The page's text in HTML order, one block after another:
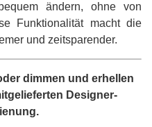
ändern, ohne von
Funktionalität macht die
und zeitsparender.
dimmen und erhellen
Designer-